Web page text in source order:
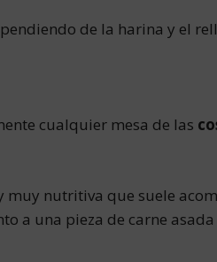
de la harina y el
cualquier mesa de las
nutritiva que suele
a una pieza de carne